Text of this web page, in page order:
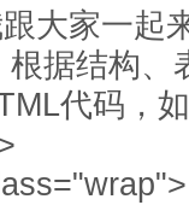
大家一起
结构、表
代码，